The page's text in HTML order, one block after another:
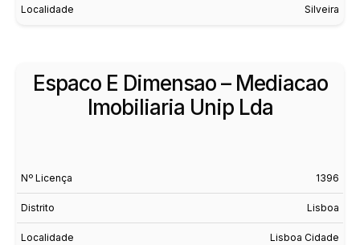
Localidade Silveira
Espaco E Dimensao – Mediacao
Imobiliaria Unip Lda
Nº Licença 1396
Distrito Lisboa
Localidade Lisboa Cidade